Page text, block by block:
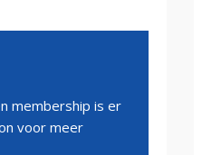
membership is er
voor meer